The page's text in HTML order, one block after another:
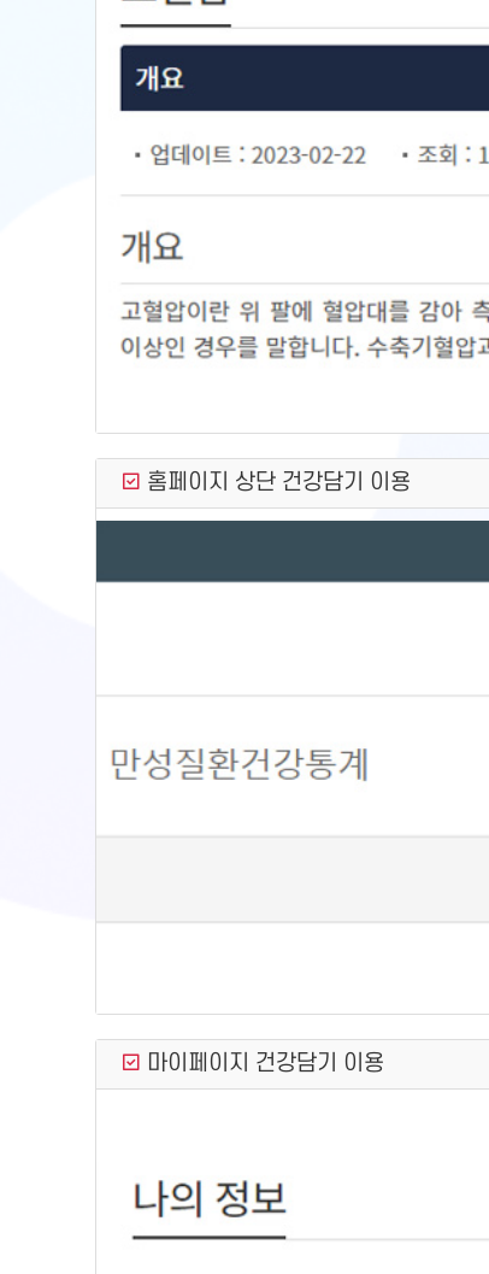
홈페이지 상단 건강담기 이용
마이페이지 건강담기 이용